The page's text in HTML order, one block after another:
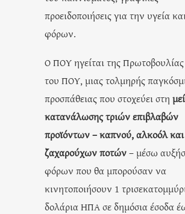
προειδοποιήσεις για την υγεία
φόρων.
Ο ΠΟΥ ηγείται της
του ΠΟΥ, μιας τολμηρής
προσπάθειας που στοχεύει στη
κατανάλωσης τριών επιβλαβών
προϊόντων – καπνού, αλκοόλ και
ζαχαρούχων ποτών– μέσω
φόρων που θα μπορούσαν να
κινητοποιήσουν 1
δολάρια ΗΠΑ σε δημόσια έσοδα